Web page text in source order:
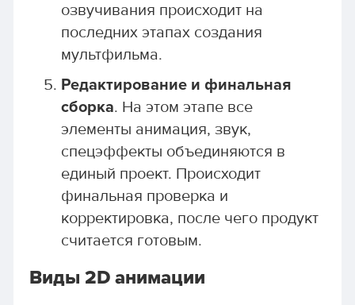
озвучивания происходит на
последних этапах создания
мультфильма.
Редактирование и финальная
сборка. На этом этапе все
элементы анимация, звук,
спецэффекты объединяются в
единый проект. Происходит
финальная проверка и
корректировка, после чего продукт
считается готовым.
Виды 2D анимации